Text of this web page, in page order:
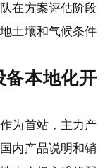
在方案评估阶段
土壤和气候条件
备本地化开
为首站，主力产
内产品说明和销